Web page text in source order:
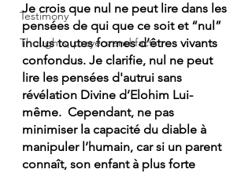
Testimony
Thoughts, prayers and facts
Je crois que nul ne peut lire dans les
pensées de qui que ce soit et “nul”
inclus toutes formes d’êtres vivants
confondus. Je clarifie, nul ne peut
lire les pensées d'autrui sans
révélation Divine d’Elohim Lui-
même.  Cependant, ne pas
minimiser la capacité du diable à
manipuler l’humain, car si un parent
connaît, son enfant à plus forte